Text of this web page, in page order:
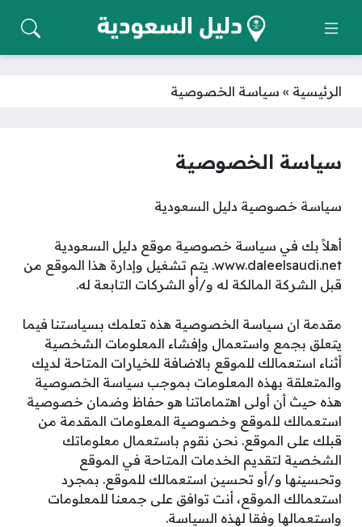
الرئيسية » سياسة الخصوصية
سياسة الخصوصية
سياسة خصوصية دليل السعودية
أهلاً بك في سياسة خصوصية موقع دليل السعودية
www.daleelsaudi.net. يتم تشغيل وإدارة هذا الموقع من
قبل الشركة المالكة له و/أو الشركات التابعة له.
مقدمة ان سياسة الخصوصية هذه تعلمك بسياستنا فيما
يتعلق بجمع واستعمال وإفشاء المعلومات الشخصية
أثناء استعمالك للموقع بالاضافة للخيارات المتاحة لديك
والمتعلقة بهذه المعلومات بموجب سياسة الخصوصية
هذه حيث أن أولى اهتماماتنا هو حفاظ وضمان خصوصية
استعمالك للموقع وخصوصية المعلومات المقدمة من
قبلك على الموقع. نحن نقوم باستعمال معلوماتك
الشخصية لتقديم الخدمات المتاحة في الموقع
وتحسينها و/أو تحسين استعمالك للموقع. بمجرد
استعمالك الموقع، أنت توافق على جمعنا للمعلومات
واستعمالها وفقا لهذه السياسة.